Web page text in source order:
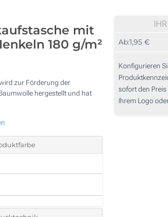
mit
180 g/m²
zur Förderung der
hergestellt und hat
Ab:1,95 €
Konfigurieren
sofort den
Ihrem Logo